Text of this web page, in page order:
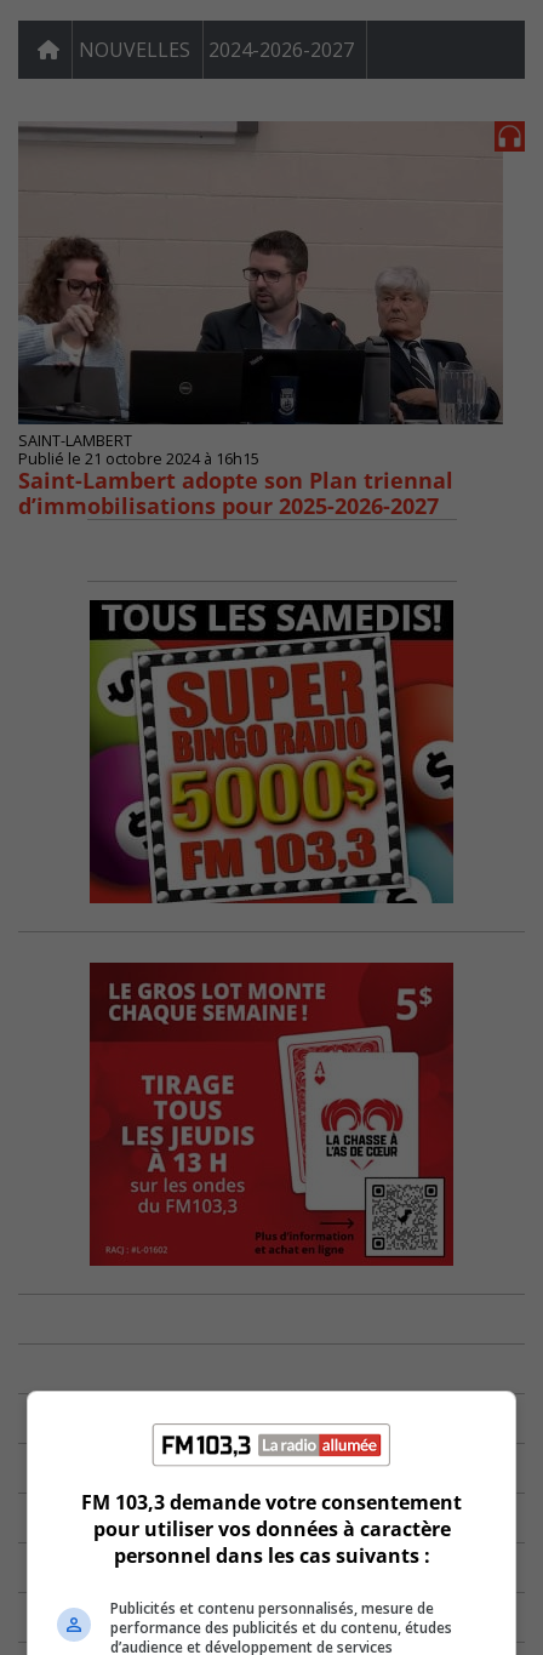
NOUVELLES 2024-2026-2027
SAINT-LAMBERT
Publié le 21 octobre 2024 à 16h15
Saint-Lambert adopte son Plan triennal
d’immobilisations pour 2025-2026-2027
FM 103,3 demande votre consentement
pour utiliser vos données à caractère
personnel dans les cas suivants :
Publicités et contenu personnalisés, mesure de
performance des publicités et du contenu, études
d’audience et développement de services